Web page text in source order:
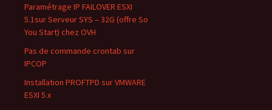
Paramétrage IP FAILOVER ESXI
5.1sur Serveur SYS – 32G (offre So
You Start) chez OVH
Pas de commande crontab sur
IPCOP
Installation PROFTPD sur VMWARE
ESXI 5.x